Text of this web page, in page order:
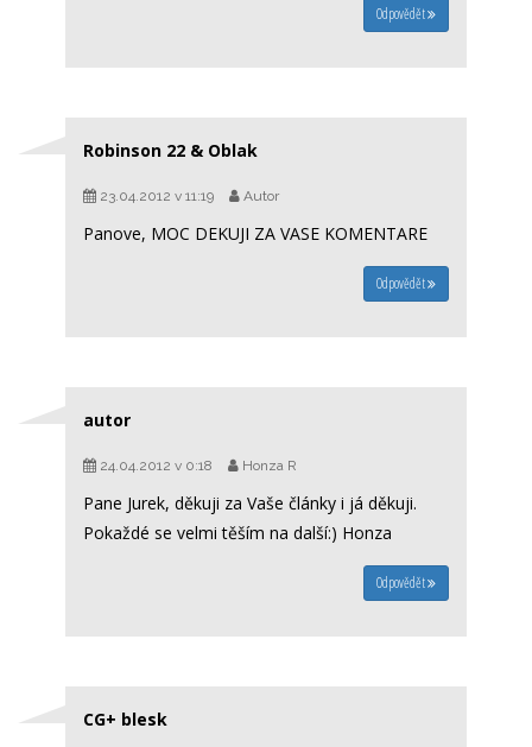
Odpovědět
Robinson 22 & Oblak
23.04.2012 v 11:19 Autor
Panove, MOC DEKUJI ZA VASE KOMENTARE
Odpovědět
autor
24.04.2012 v 0:18 Honza R
Pane Jurek, děkuji za Vaše články i já děkuji.
Pokaždé se velmi těším na další:) Honza
Odpovědět
CG+ blesk